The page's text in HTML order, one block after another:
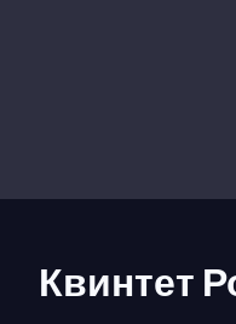
Квинтет